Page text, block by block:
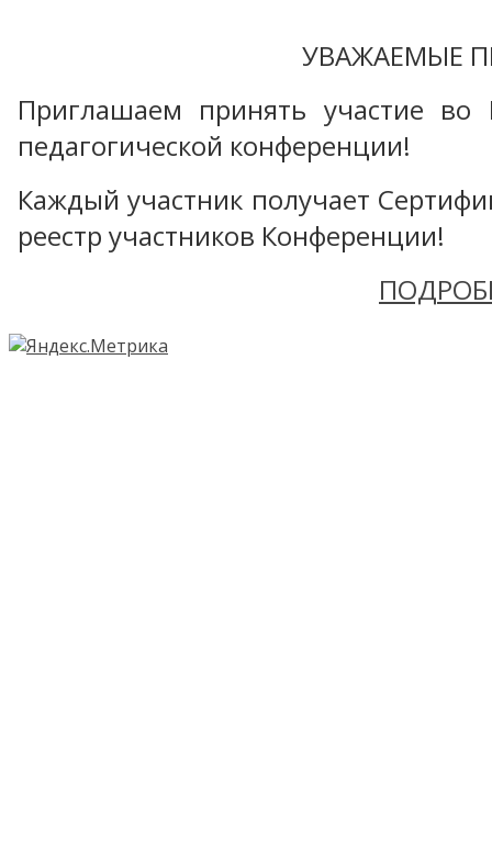
УВАЖАЕМЫЕ
Приглашаем принять участие во
педагогической конференции!
Каждый участник получает
реестр участников Конференции!